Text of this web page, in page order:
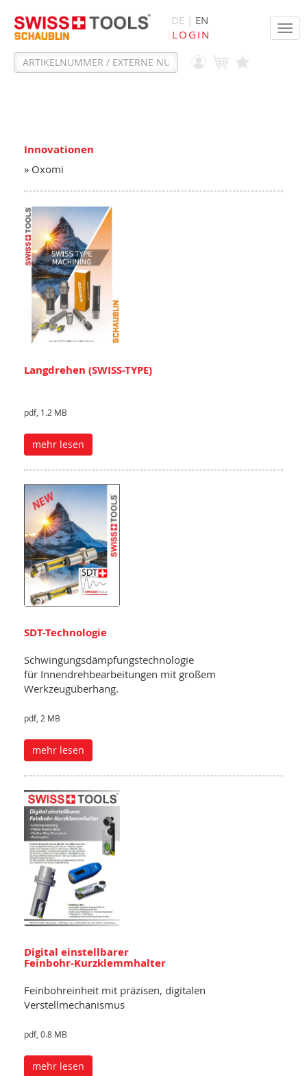
DE | EN
LOGIN
Innovationen
» Oxomi
Langdrehen (SWISS-TYPE)
pdf, 1.2 MB
mehr lesen
SDT-Technologie
Schwingungsdämpfungstechnologie
für Innendrehbearbeitungen mit großem
Werkzeugüberhang.
pdf, 2 MB
mehr lesen
Digital einstellbarer
Feinbohr-Kurzklemmhalter
Feinbohreinheit mit präzisen, digitalen
Verstellmechanismus
pdf, 0.8 MB
mehr lesen